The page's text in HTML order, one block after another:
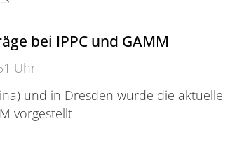
bei IPPC und GAMM
Uhr
und in Dresden wurde die aktuelle
vorgestellt
IPPC und GAMM